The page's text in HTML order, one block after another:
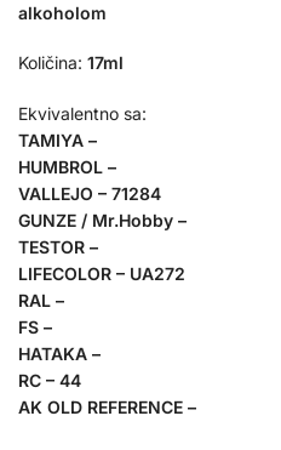
alkoholom
Količina: 17ml
Ekvivalentno sa:
TAMIYA –
HUMBROL –
VALLEJO – 71284
GUNZE / Mr.Hobby –
TESTOR –
LIFECOLOR – UA272
RAL –
FS –
HATAKA –
RC – 44
AK OLD REFERENCE –